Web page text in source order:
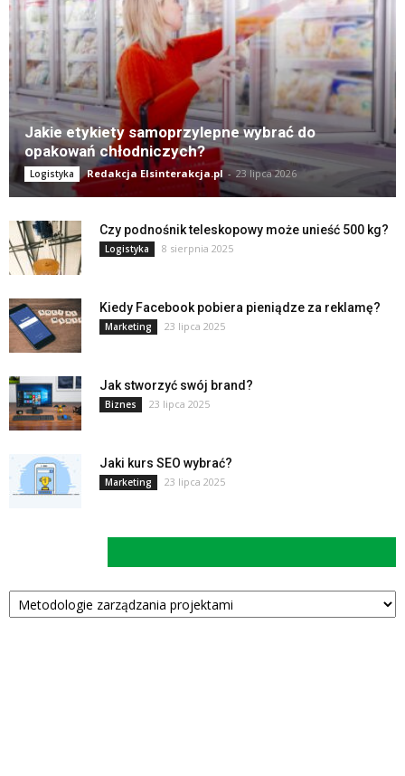
Jakie etykiety samoprzylepne wybrać do
opakowań chłodniczych?
Logistyka Redakcja Elsinterakcja.pl - 23 lipca 2026
Czy podnośnik teleskopowy może unieść 500 kg?
Logistyka 8 sierpnia 2025
Kiedy Facebook pobiera pieniądze za reklamę?
Marketing 23 lipca 2025
Jak stworzyć swój brand?
Biznes 23 lipca 2025
Jaki kurs SEO wybrać?
Marketing 23 lipca 2025
Kategorie